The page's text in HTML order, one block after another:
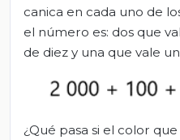
canica en cada uno de
el número es: dos que
de diez y una que vale
¿Qué pasa si el color